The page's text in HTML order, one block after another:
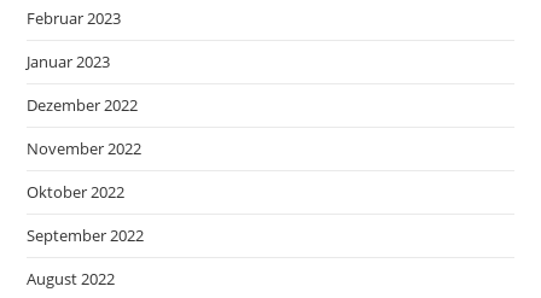
Februar 2023
Januar 2023
Dezember 2022
November 2022
Oktober 2022
September 2022
August 2022